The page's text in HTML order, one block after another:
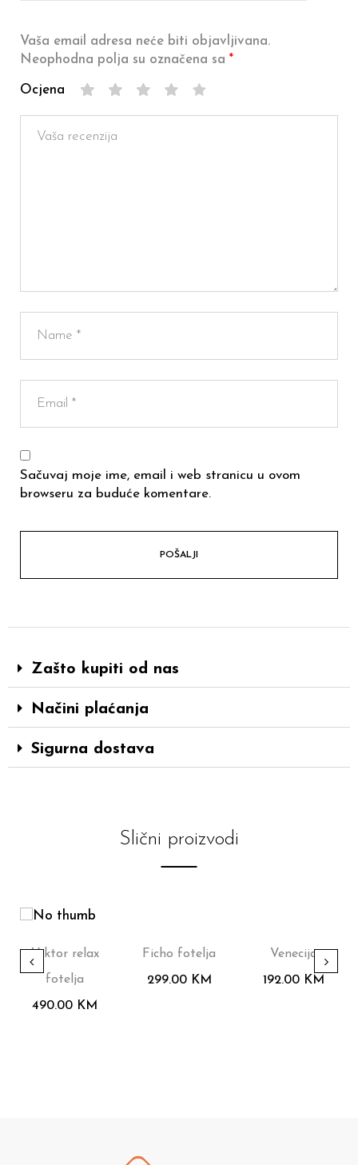
Vaša email adresa neće biti objavljivana.
Neophodna polja su označena sa *
Ocjena
Sačuvaj moje ime, email i web stranicu u ovom
browseru za buduće komentare.
Zašto kupiti od nas
Načini plaćanja
Sigurna dostava
Slični proizvodi
Viktor relax
fotelja
490.00 KM
Ficho fotelja
299.00 KM
Venecija
192.00 KM